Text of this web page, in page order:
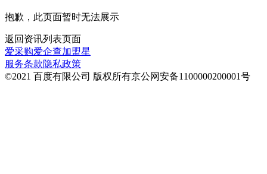
抱歉，此页面暂时无法展示
返回 资讯列表页面
爱采购爱企查加盟星
服务条款隐私政策
©2021 百度有限公司 版权所有京公网安备1100000200001号